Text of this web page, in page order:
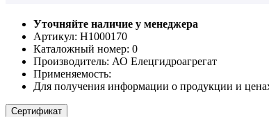
Уточняйте наличие у менеджера
Артикул: Н1000170
Каталожный номер: 0
Производитель: АО Елецгидроагрегат
Применяемость:
Для получения информации о продукции и
Сертификат